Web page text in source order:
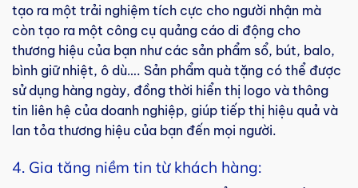
tạo ra một trải nghiệm tích cực cho người nhận mà
còn tạo ra một công cụ quảng cáo di động cho
thương hiệu của bạn như các sản phẩm sổ, bút, balo,
bình giữ nhiệt, ô dù…. Sản phẩm quà tặng có thể được
sử dụng hàng ngày, đồng thời hiển thị logo và thông
tin liên hệ của doanh nghiệp, giúp tiếp thị hiệu quả và
lan tỏa thương hiệu của bạn đến mọi người.
4. Gia tăng niềm tin từ khách hàng: